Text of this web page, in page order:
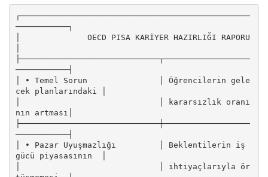
┌────────────────────────────────────────────────
───────────┐
│              OECD PISA KARİYER HAZIRLIĞI RAPORU
├─────────────────────────────┬──────────────────
───────────┤
│ • Temel Sorun               │ Öğrencilerin gele
cek planlarındaki │
│                             │ kararsızlık oranı
nın artması│
├─────────────────────────────┼──────────────────
───────────┤
│ • Pazar Uyuşmazlığı         │ Beklentilerin iş
gücü piyasasının  │
│                             │ ihtiyaçlarıyla ör